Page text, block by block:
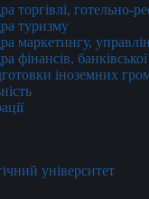
торгівлі, готельно-
туризму
маркетингу,
фінансів,
іноземних
університет